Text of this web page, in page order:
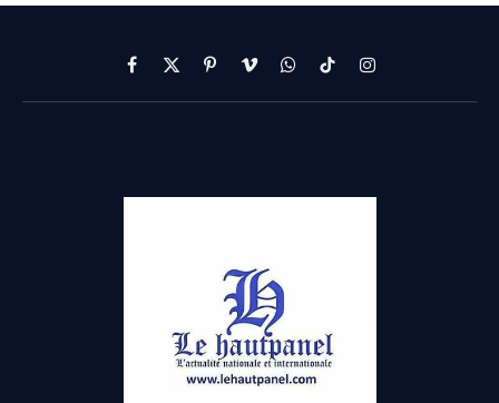
Facebook
X
(Twitter)
PinterestVimeoWhatsApp
TikTokInstagram